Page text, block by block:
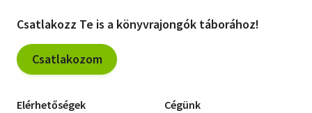
Csatlakozz Te is a könyvrajongók táborához!
Csatlakozom
Elérhetőségek Cégünk